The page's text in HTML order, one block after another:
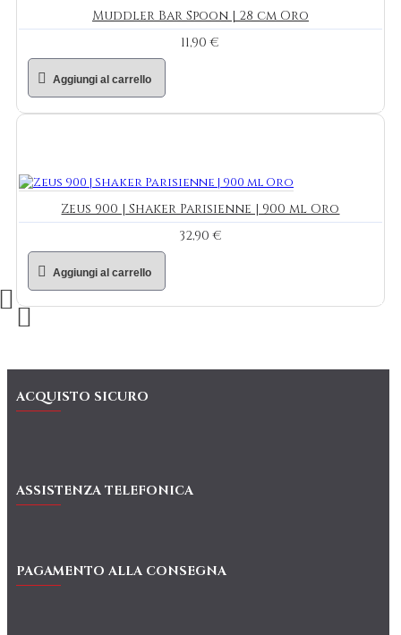
Muddler Bar Spoon | 28 cm Oro
11,90 €
Aggiungi al carrello
Zeus 900 | Shaker Parisienne | 900 ml Oro
32,90 €
Aggiungi al carrello
ACQUISTO SICURO
ASSISTENZA TELEFONICA
PAGAMENTO ALLA CONSEGNA